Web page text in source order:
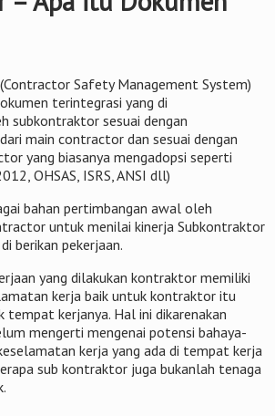
(Contractor Safety Management System)
terintegrasi yang di
subkontraktor sesuai dengan
main contractor dan sesuai dengan
yang biasanya mengadopsi seperti
OHSAS, ISRS, ANSI dll)
bahan pertimbangan awal oleh
untuk menilai kinerja Subkontraktor
berikan pekerjaan.
yang dilakukan kontraktor memiliki
kerja baik untuk kontraktor itu
tempat kerjanya. Hal ini dikarenakan
mengerti mengenai potensi bahaya-
kerja yang ada di tempat kerja
sub kontraktor juga bukanlah tenaga